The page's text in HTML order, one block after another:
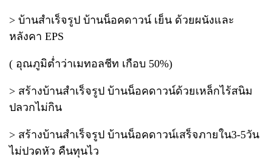
> บ้านสำเร็จรูป บ้านน็อคดาวน์ เย็น ด้วยผนังและ
หลังคา EPS
( อุณภูมิต่ำว่าเมทอลชีท เกือบ 50%)
> สร้างบ้านสำเร็จรูป บ้านน็อคดาวน์ด้วยเหล็กไร้สนิม
ปลวกไม่กิน
> สร้างบ้านสำเร็จรูป บ้านน็อคดาวน์เสร็จภายใน3-5วัน
ไม่ปวดหัว คืนทุนไว